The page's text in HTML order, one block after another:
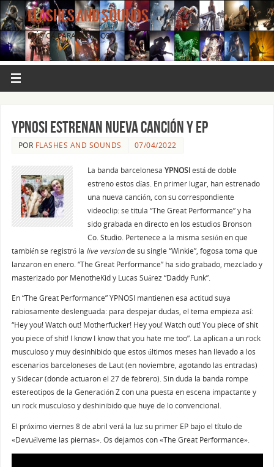
FLASHES AND SOUNDS
MÚSICA PARA LOS OJOS.
YPNOSI estrenan nueva canción y EP
POR FLASHES AND SOUNDS 07/04/2022
La banda barcelonesa YPNOSIestá de doble
estreno estos días. En primer lugar, han estrenado
una nueva canción, con su correspondiente
videoclip: se titula “The Great Performance” y ha
sido grabada en directo en los estudios Bronson
Co. Studio. Pertenece a la misma sesión en que
también se registró la live versionde su single “Winkie”, fogosa toma que
lanzaron en enero. “The Great Performance” ha sido grabado, mezclado y
masterizado por MenotheKid y Lucas Suárez “Daddy Funk”.
En “The Great Performance” YPNOSI mantienen esa actitud suya
rabiosamente deslenguada: para despejar dudas, el tema empieza así:
“Hey you! Watch out! Motherfucker! Hey you! Watch out! You piece of shit
you piece of shit! I know I know that you hate me too”. La aplican a un rock
musculoso y muy desinhibido que estos últimos meses han llevado a los
escenarios barceloneses de Laut (en noviembre, agotando las entradas)
y Sidecar (donde actuaron el 27 de febrero). Sin duda la banda rompe
estereotipos de la Generación Z con una puesta en escena impactante y
un rock musculoso y deshinibido que huye de lo convencional.
El próximo viernes 8 de abril verá la luz su primer EP bajo el título de
«Devuélveme las piernas». Os dejamos con «The Great Performance».